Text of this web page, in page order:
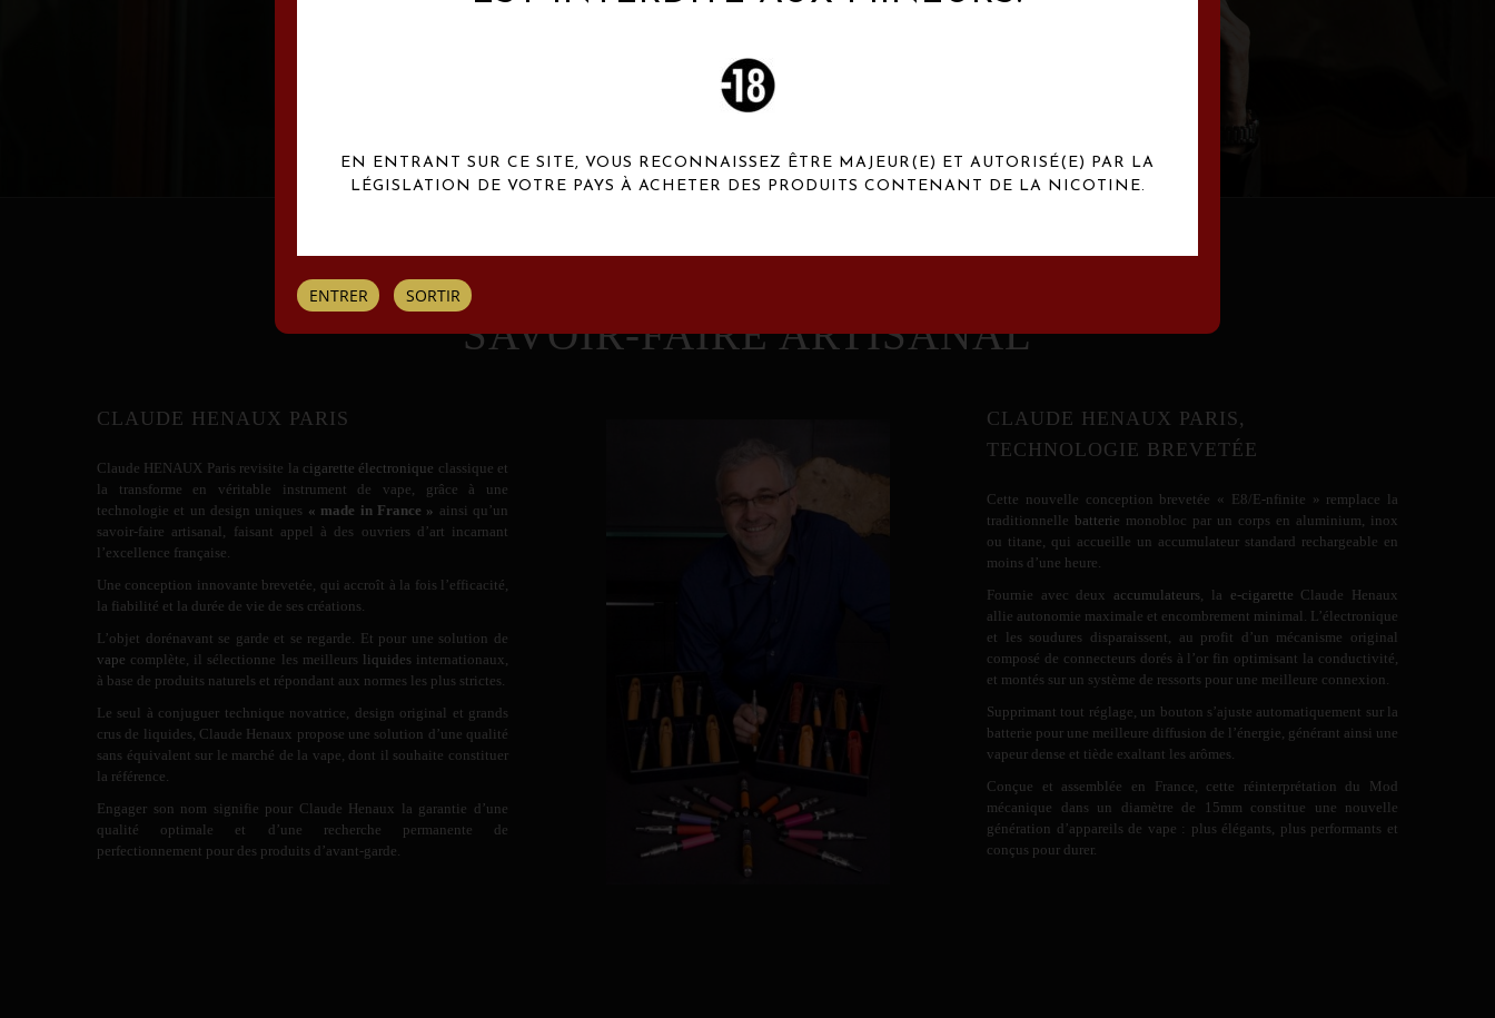
SAVOIR-FAIRE ARTISANAL
CLAUDE HENAUX PARIS
Claude HENAUX Paris revisite la cigarette électronique classique et
la transforme en véritable instrument de vape, grâce à une
technologie et un design uniques « made in France » ainsi qu’un
savoir-faire artisanal, faisant appel à des ouvriers d’art incarnant
l’excellence française.
Une conception innovante brevetée, qui accroît à la fois l’efficacité,
la fiabilité et la durée de vie de ses créations.
L’objet dorénavant se garde et se regarde. Et pour une solution de
vape complète, il sélectionne les meilleurs liquidesinternationaux,
à base de produits naturels et répondant aux normes les plus strictes.
Le seul à conjuguer technique novatrice, design original et grands
crus de liquides, Claude Henaux propose une solution d’une qualité
sans équivalent sur le marché de la vape, dont il souhaite constituer
la référence.
Engager son nom signifie pour Claude Henaux la garantie d’une
qualité optimale et d’une recherche permanente de
perfectionnement pour des produits d’avant-garde.
CLAUDE HENAUX PARIS,
TECHNOLOGIE BREVETÉE
Cette nouvelle conception brevetée « E8/E-nfinite » remplace la
traditionnelle batterie monobloc par un corps en aluminium, inox
ou titane, qui accueille un accumulateur standard rechargeable en
moins d’une heure.
Fournie avec deux accumulateurs , la e-cigarette Claude Henaux
allie autonomie maximale et encombrement minimal. L’électronique
et les soudures disparaissent, au profit d’un mécanisme original
composé de connecteurs dorés à l’or fin optimisant la conductivité,
et montés sur un système de ressorts pour une meilleure connexion.
Supprimant tout réglage, un bouton s’ajuste automatiquement sur la
batterie pour une meilleure diffusion de l’énergie, générant ainsi une
vapeur dense et tiède exaltant les arômes.
Conçue et assemblée en France, cette réinterprétation du Mod
mécanique dans un diamètre de 15mm constitue une nouvelle
génération d’appareils de vape : plus élégants, plus performants et
conçus pour durer.
EN ENTRANT SUR CE SITE, VOUS RECONNAISSEZ ÊTRE MAJEUR(E) ET AUTORISÉ(E) PAR LA
LÉGISLATION DE VOTRE PAYS À ACHETER DES PRODUITS CONTENANT DE LA NICOTINE.
ENTRER SORTIR